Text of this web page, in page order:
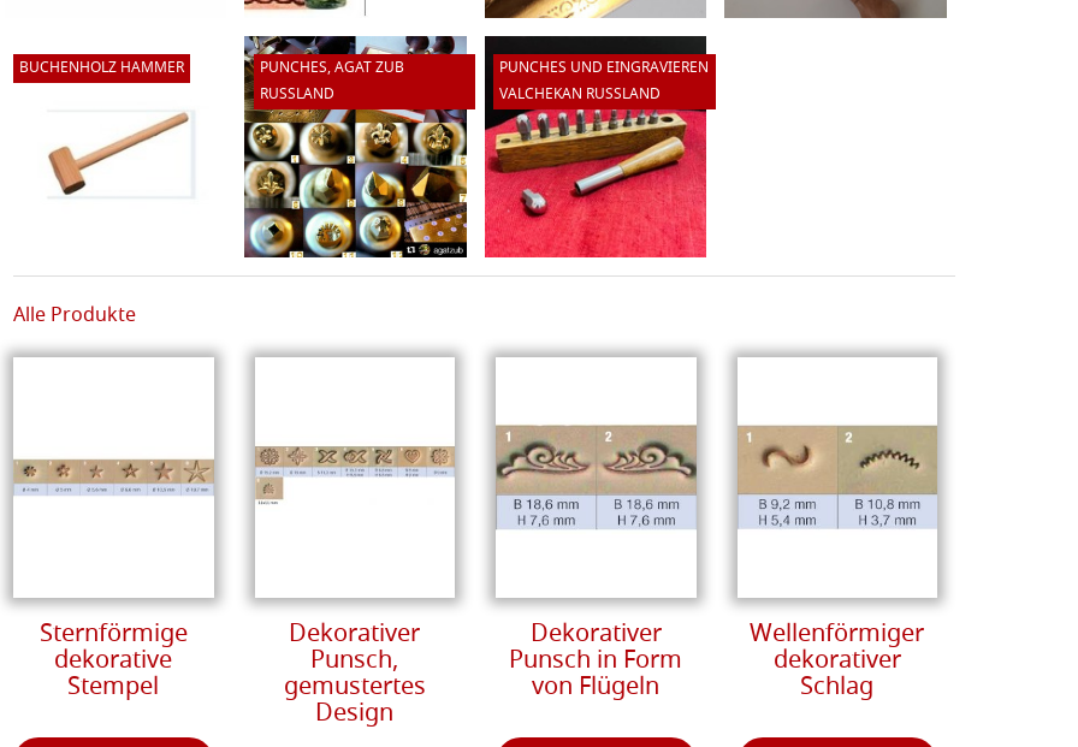
Nicht-EU-Kunden unterliegen die Preise nicht der Mehrwertsteuer gemäß Artikel 8 Buchstabe A des Präsidialdekrets 633/72.
BUCHENHOLZ HAMMER
PUNCHES, AGAT ZUB
RUSSLAND
PUNCHES UND EINGRAVIEREN
VALCHEKAN RUSSLAND
Alle Produkte
Sternförmige
dekorative
Stempel
Dekorativer
Punsch,
gemustertes
Design
Dekorativer
Punsch in Form
von Flügeln
Wellenförmiger
dekorativer
Schlag